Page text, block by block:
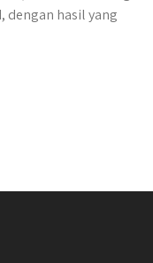
dengan hasil yang